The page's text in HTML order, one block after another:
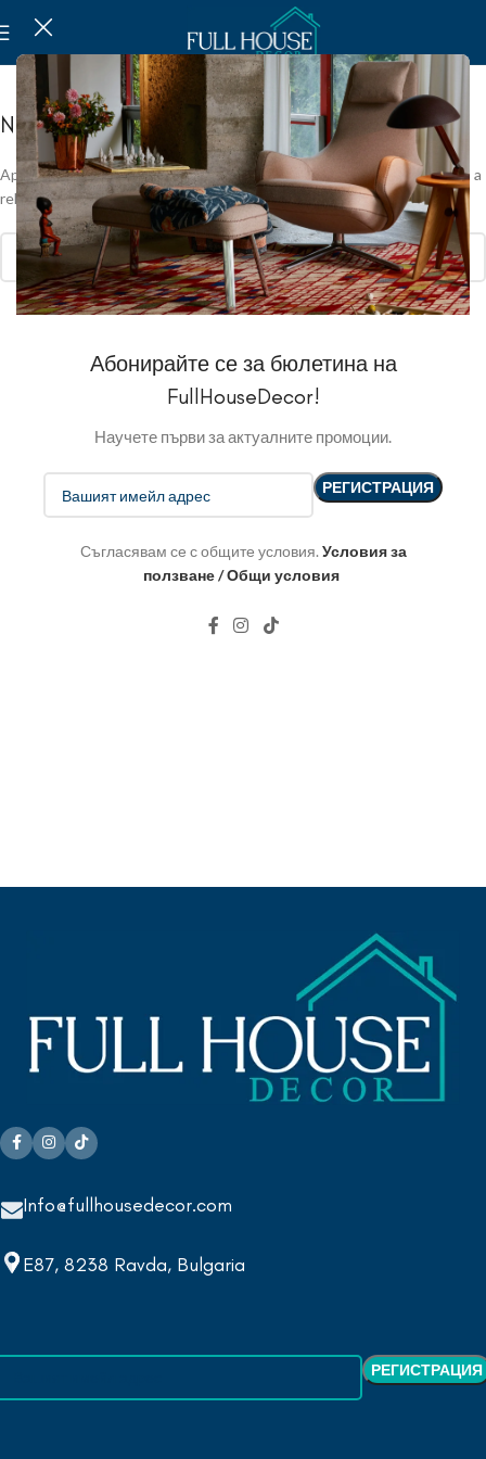
Абонирайте се за бюлетина на
FullHouseDecor!
Научете първи за актуалните промоции.
Съгласявам се с общите условия. Условия за
ползване / Общи условия
Nothing Found
Apologies, but no results were found. Perhaps searching will help find a
related post.
Info@fullhousedecor.com
E87, 8238 Ravda, Bulgaria